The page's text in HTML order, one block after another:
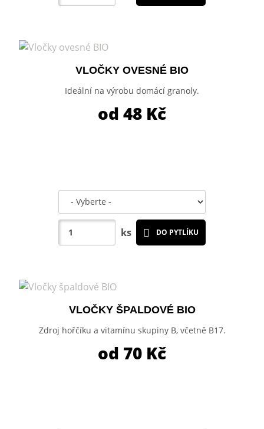
VLOČKY OVESNÉ BIO
Ideální na výrobu domácí granoly.
od 48 Kč
ks DO PYTLÍKU
VLOČKY ŠPALDOVÉ BIO
Zdroj hořčíku a vitamínu skupiny B, včetně B17.
od 70 Kč